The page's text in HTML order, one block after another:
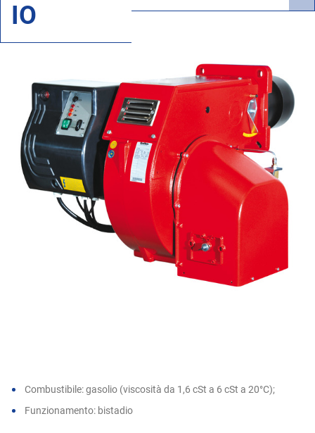
IO
AI
OR
AB
Combustibile: gasolio (viscosità da 1,6 cSt a 6 cSt a 20°C);
Funzionamento: bistadio